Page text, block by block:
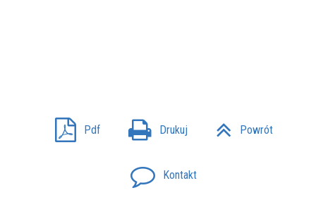
Pdf Drukuj Powrót
Kontakt